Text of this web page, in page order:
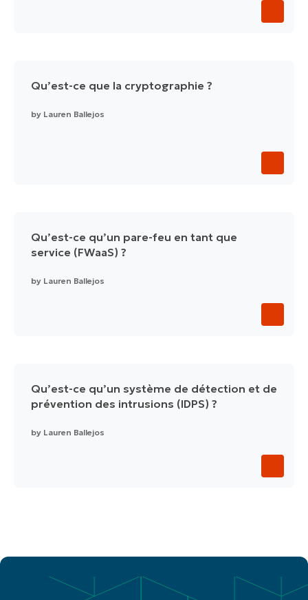
Qu’est-ce que la cryptographie ?
by Lauren Ballejos
Qu’est-ce qu’un pare-feu en tant que
service (FWaaS) ?
by Lauren Ballejos
Qu’est-ce qu’un système de détection et de
prévention des intrusions (IDPS) ?
by Lauren Ballejos